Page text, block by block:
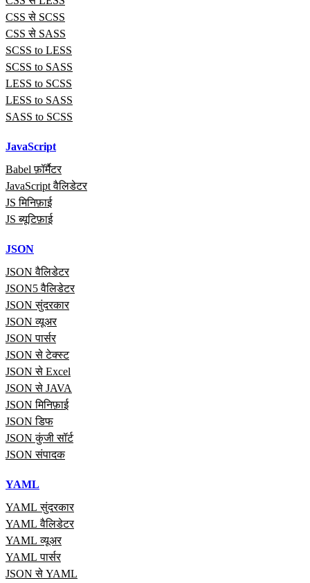
CSS से SCSS
CSS से SASS
SCSS to LESS
SCSS to SASS
LESS to SCSS
LESS to SASS
SASS to SCSS
JavaScript
Babel फ़ॉर्मैटर
JavaScript वैलिडेटर
JS मिनिफ़ाई
JS ब्यूटिफ़ाई
JSON
JSON वैलिडेटर
JSON5 वैलिडेटर
JSON सुंदरकार
JSON व्यूअर
JSON पार्सर
JSON से टेक्स्ट
JSON से Excel
JSON से JAVA
JSON मिनिफ़ाई
JSON डिफ
JSON कुंजी सॉर्ट
JSON संपादक
YAML
YAML सुंदरकार
YAML वैलिडेटर
YAML व्यूअर
YAML पार्सर
JSON से YAML